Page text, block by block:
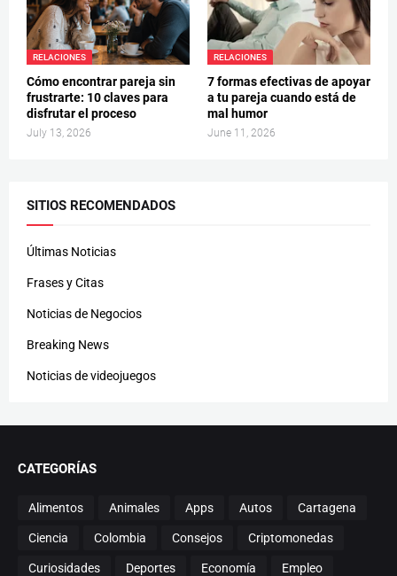
RELACIONES
Cómo encontrar pareja sin
frustrarte: 10 claves para
disfrutar el proceso
July 13, 2026
RELACIONES
7 formas efectivas de apoyar
a tu pareja cuando está de
mal humor
June 11, 2026
SITIOS RECOMENDADOS
Últimas Noticias
Frases y Citas
Noticias de Negocios
Breaking News
Noticias de videojuegos
CATEGORÍAS
Alimentos Animales Apps Autos Cartagena
Ciencia Colombia Consejos Criptomonedas
Curiosidades Deportes Economía Empleo